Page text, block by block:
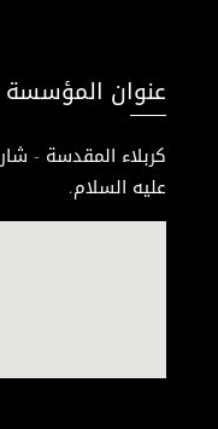
عنوان المؤسسة
كربلاء المقدسة -
عليه السلام.